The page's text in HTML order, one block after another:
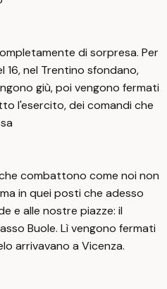
di sorpresa. Per
16, nel Trentino sfondano,
giù, poi vengono fermati
l'esercito, dei comandi che
combattono come noi non
in quei posti che adesso
e alle nostre piazze: il
Buole. Lì vengono fermati
arrivavano a Vicenza.